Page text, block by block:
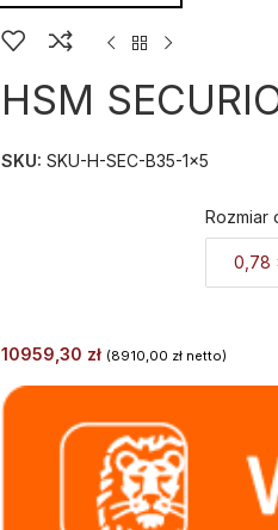
HSM
SKU: SKU-H-SEC-B35-1x5
Rozmiar
0,78
10959,30 zł (8910,00 złnetto)
Alternative: